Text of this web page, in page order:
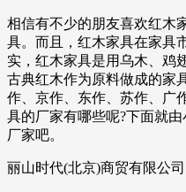
相信有不少的朋友喜欢红木
具。而且，红木家具在家具
实，红木家具是用乌木、鸡
古典红木作为原料做成的家
作、京作、东作、苏作、广
具的厂家有哪些呢?下面就
厂家吧。
丽山时代(北京)商贸有限公司